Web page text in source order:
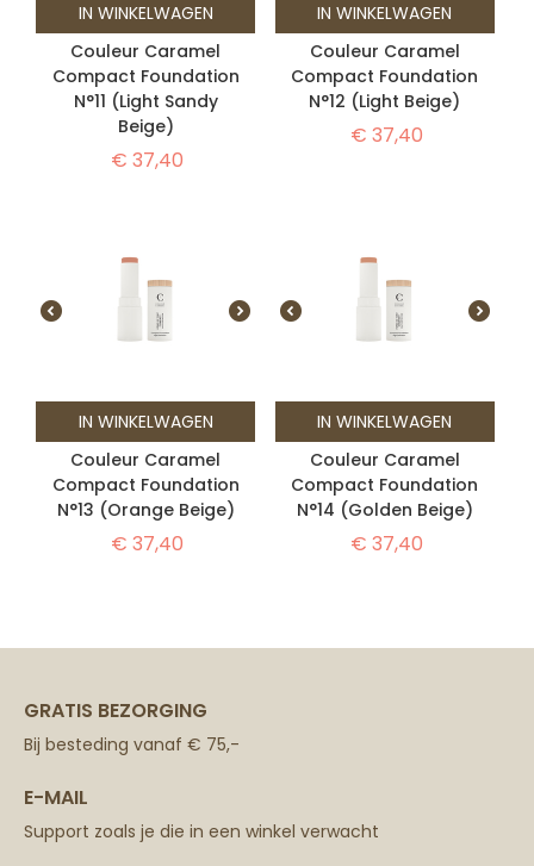
IN WINKELWAGEN
Couleur Caramel
Compact Foundation
N°11 (Light Sandy
Beige)
€ 37,40
IN WINKELWAGEN
Couleur Caramel
Compact Foundation
N°12 (Light Beige)
€ 37,40
IN WINKELWAGEN
Couleur Caramel
Compact Foundation
N°13 (Orange Beige)
€ 37,40
IN WINKELWAGEN
Couleur Caramel
Compact Foundation
N°14 (Golden Beige)
€ 37,40
GRATIS BEZORGING
Bij besteding vanaf € 75,-
E-MAIL
Support zoals je die in een winkel verwacht